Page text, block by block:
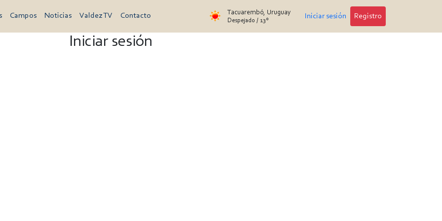
Campos Noticias Valdez TV Contacto Tacuarembó, Uruguay
Despejado / 13° Iniciar sesión Registro
Iniciar sesión